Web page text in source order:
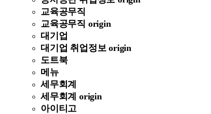
교육공무직
교육공무직 origin
대기업
대기업 취업정보 origin
도트북
메뉴
세무회계
세무회계 origin
아이티고